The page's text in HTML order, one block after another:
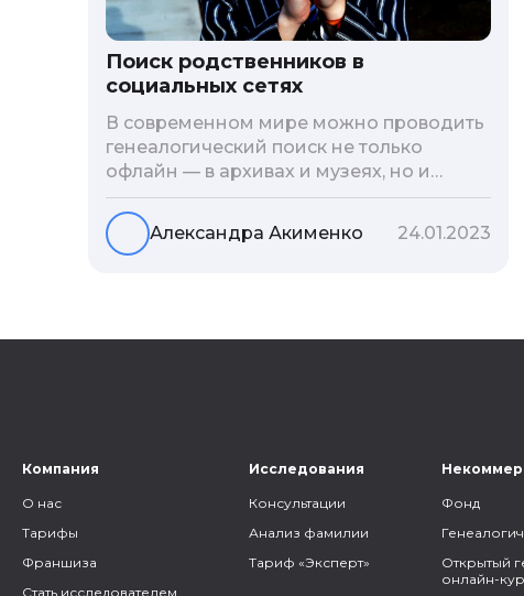
Поиск родственников в
социальных сетях
В современном мире можно проводить
генеалогический поиск не только
офлайн — в архивах и музеях, но и
воспользоваться интернетом. Сегодня
мы расскажем вам как и в каких
социальных сетях можно провести
то, как грамотно построить с ними
Александра Акименко 24.01.2023
Компания
О нас
Тарифы
Франшиза
Стать исследователем
Исследования
Консультации
Анализ фамилии
Тариф «Эксперт»
Фонд
Открытый
онлайн-